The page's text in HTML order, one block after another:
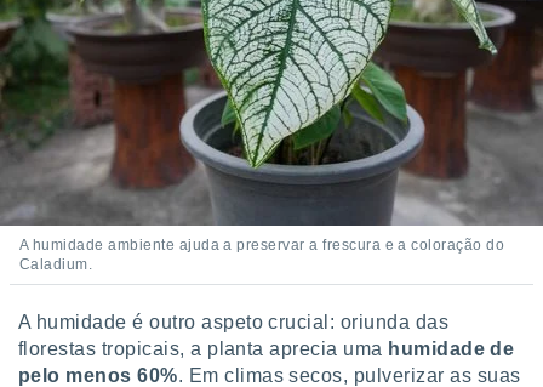
A humidade ambiente ajuda a preservar a frescura e a coloração do
Caladium.
A humidade é outro aspeto crucial: oriunda das
florestas tropicais, a planta aprecia uma humidade de
pelo menos 60%. Em climas secos, pulverizar as suas